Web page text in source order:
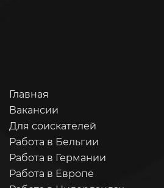
Главная
Вакансии
Для соискателей
Работа в Бельгии
Работа в Германии
Работа в Европе